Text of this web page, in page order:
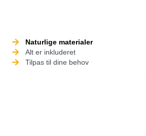
Naturlige materialer
Alt er inkluderet
Tilpas til dine behov